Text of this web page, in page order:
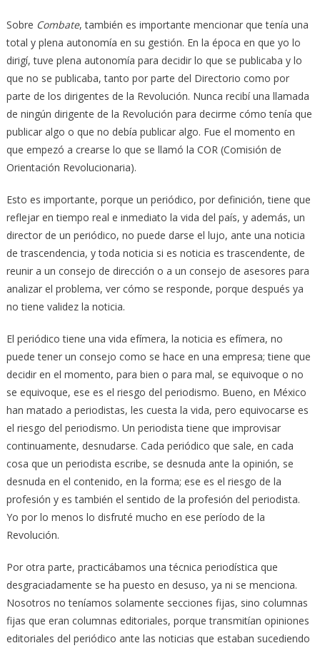
Sobre Combate, también es importante mencionar que tenía una
total y plena autonomía en su gestión. En la época en que yo lo
dirigí, tuve plena autonomía para decidir lo que se publicaba y lo
que no se publicaba, tanto por parte del Directorio como por
parte de los dirigentes de la Revolución. Nunca recibí una llamada
de ningún dirigente de la Revolución para decirme cómo tenía que
publicar algo o que no debía publicar algo. Fue el momento en
que empezó a crearse lo que se llamó la COR (Comisión de
Orientación Revolucionaria).
Esto es importante, porque un periódico, por definición, tiene que
reflejar en tiempo real e inmediato la vida del país, y además, un
director de un periódico, no puede darse el lujo, ante una noticia
de trascendencia, y toda noticia si es noticia es trascendente, de
reunir a un consejo de dirección o a un consejo de asesores para
analizar el problema, ver cómo se responde, porque después ya
no tiene validez la noticia.
El periódico tiene una vida efímera, la noticia es efímera, no
puede tener un consejo como se hace en una empresa; tiene que
decidir en el momento, para bien o para mal, se equivoque o no
se equivoque, ese es el riesgo del periodismo. Bueno, en México
han matado a periodistas, les cuesta la vida, pero equivocarse es
el riesgo del periodismo. Un periodista tiene que improvisar
continuamente, desnudarse. Cada periódico que sale, en cada
cosa que un periodista escribe, se desnuda ante la opinión, se
desnuda en el contenido, en la forma; ese es el riesgo de la
profesión y es también el sentido de la profesión del periodista.
Yo por lo menos lo disfruté mucho en ese período de la
Revolución.
Por otra parte, practicábamos una técnica periodística que
desgraciadamente se ha puesto en desuso, ya ni se menciona.
Nosotros no teníamos solamente secciones fijas, sino columnas
fijas que eran columnas editoriales, porque transmitían opiniones
editoriales del periódico ante las noticias que estaban sucediendo